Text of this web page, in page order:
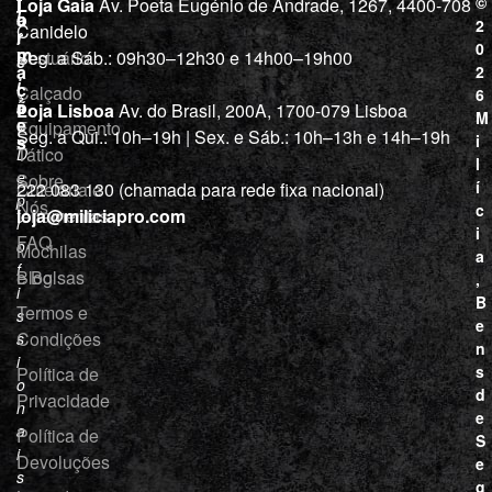
l
í
c
i
a
“
D
e
p
r
o
f
i
s
s
i
o
n
a
i
s
a
Vestuário
Calçado
Equipamento
Tático
Cutelaria e
ferramentas
Mochilas
e Bolsas
o
r
m
a
ç
õ
e
s
Sobre
Nós
FAQ
Blog
Termos e
Condições
Política de
Privacidade
Política de
Devoluções
Canidelo
Seg. a Sáb.: 09h30–12h30 e 14h00–19h00
Loja LisboaAv. do Brasil, 200A, 1700-079 Lisboa
Seg. a Qui.: 10h–19h | Sex. e Sáb.: 10h–13h e 14h–19h
222 083 130 (chamada para rede fixa nacional)
loja@miliciapro.com
2
0
2
6
M
i
l
í
c
i
a
,
B
e
n
s
d
e
S
e
g